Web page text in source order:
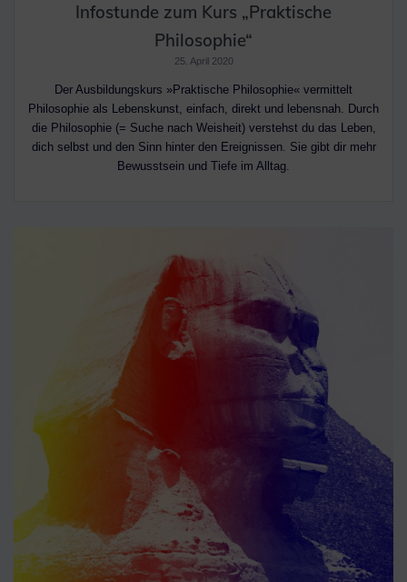
Infostunde zum Kurs „Praktische
Philosophie“
25. April 2020
Der Ausbildungskurs »Praktische Philosophie« vermittelt
Philosophie als Lebenskunst, einfach, direkt und lebensnah. Durch
die Philosophie (= Suche nach Weisheit) verstehst du das Leben,
dich selbst und den Sinn hinter den Ereignissen. Sie gibt dir mehr
Bewusstsein und Tiefe im Alltag.